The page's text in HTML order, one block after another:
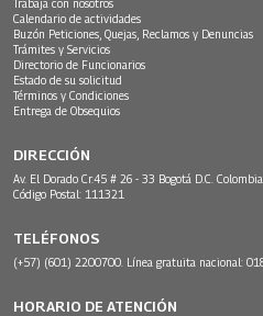
Trabaja con nosotros
Calendario de actividades
Buzón Peticiones, Quejas, Reclamos y Denuncias
Trámites y Servicios
Directorio de Funcionarios
Estado de su solicitud
Términos y Condiciones
Entrega de Obsequios
DIRECCIÓN
Av. El Dorado Cr.45 # 26 - 33 Bogotá D.C. Colombia.
Código Postal: 111321
TELÉFONOS
(+57) (601) 2200700. Línea gratuita nacional:
HORARIO DE ATENCIÓN